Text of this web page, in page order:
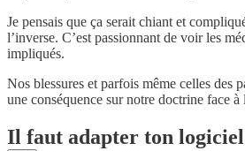
Je pensais que ça serait chiant et
l’inverse. C’est passionnant de voir les
impliqués.
Nos blessures et parfois même celles des
une conséquence sur notre doctrine face à
Il faut adapter ton